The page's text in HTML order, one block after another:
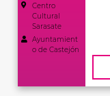
Centro
Cultural
Sarasate
Ayuntamient
o de Castejón